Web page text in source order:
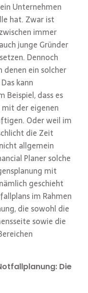
Unternehmen
hat. Zwar ist
immer
junge Gründer
Dennoch
denen ein solcher
kann
Beispiel, dass es
der eigenen
Oder weil im
die Zeit
allgemein
Planer solche
mit
geschieht
im Rahmen
die sowohl die
sowie die
Die